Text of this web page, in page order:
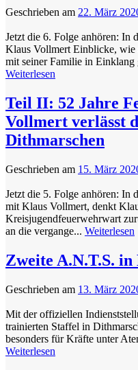
Geschrieben am 22. März
Jetzt die 6. Folge anhören: In
Klaus Vollmert Einblicke, wie
mit seiner Familie in
Weiterlesen
Teil II: 52 Jahre
Vollmert verlässt
Dithmarschen
Geschrieben am 15. März
Jetzt die 5. Folge anhören: In
mit Klaus Vollmert, denkt
Kreisjugendfeuerwehrwart
an die vergange... Weiterlesen
Zweite A.N.T.S.
Geschrieben am 13. März
Mit der offiziellen
trainierten Staffel in
besonders für Kräfte unter
Weiterlesen